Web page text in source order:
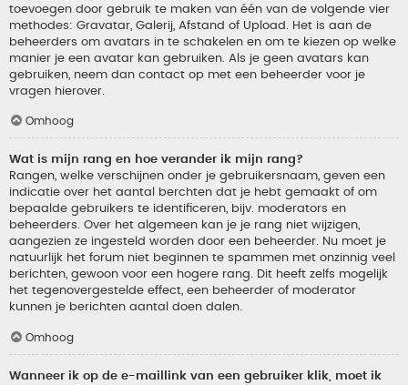
toevoegen door gebruik te maken van één van de volgende vier
methodes: Gravatar, Galerij, Afstand of Upload. Het is aan de
beheerders om avatars in te schakelen en om te kiezen op welke
manier je een avatar kan gebruiken. Als je geen avatars kan
gebruiken, neem dan contact op met een beheerder voor je
vragen hierover.
Omhoog
Wat is mijn rang en hoe verander ik mijn rang?
Rangen, welke verschijnen onder je gebruikersnaam, geven een
indicatie over het aantal berchten dat je hebt gemaakt of om
bepaalde gebruikers te identificeren, bijv. moderators en
beheerders. Over het algemeen kan je je rang niet wijzigen,
aangezien ze ingesteld worden door een beheerder. Nu moet je
natuurlijk het forum niet beginnen te spammen met onzinnig veel
berichten, gewoon voor een hogere rang. Dit heeft zelfs mogelijk
het tegenovergestelde effect, een beheerder of moderator
kunnen je berichten aantal doen dalen.
Omhoog
Wanneer ik op de e-maillink van een gebruiker klik, moet ik